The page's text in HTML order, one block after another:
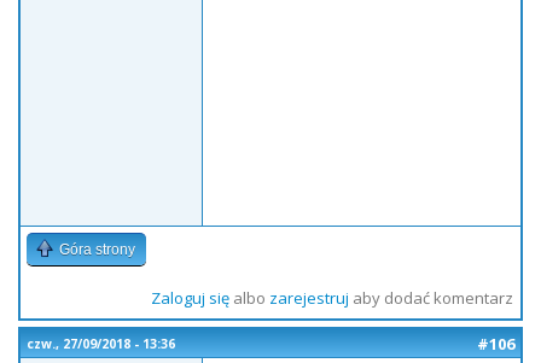
Góra strony
Zaloguj sięalbo zarejestruj aby dodać komentarz
czw., 27/09/2018 - 13:36
#106